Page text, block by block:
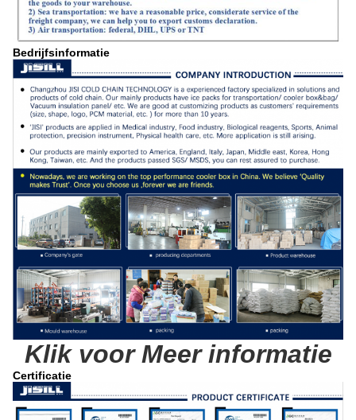
Bedrijfsinformatie
Klik voor Meer informatie
Certificatie